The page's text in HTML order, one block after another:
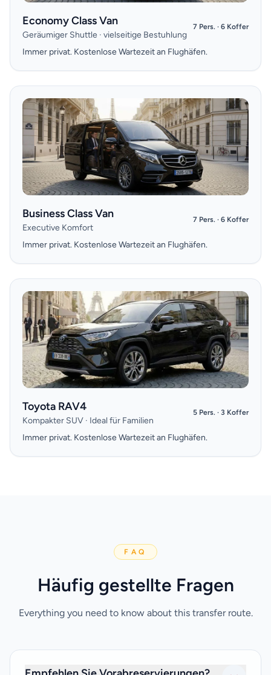
Economy Class Van
Geräumiger Shuttle · vielseitige Bestuhlung
7 Pers. · 6 Koffer
Immer privat. Kostenlose Wartezeit an Flughäfen.
Business Class Van
Executive Komfort
7 Pers. · 6 Koffer
Immer privat. Kostenlose Wartezeit an Flughäfen.
Toyota RAV4
Kompakter SUV · Ideal für Familien
5 Pers. · 3 Koffer
Immer privat. Kostenlose Wartezeit an Flughäfen.
FAQ
Häufig gestellte Fragen
Everything you need to know about this transfer route.